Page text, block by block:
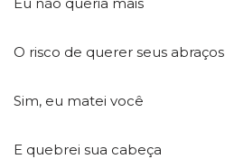
O risco de querer seus abraços
Sim, eu matei você
E quebrei sua cabeça